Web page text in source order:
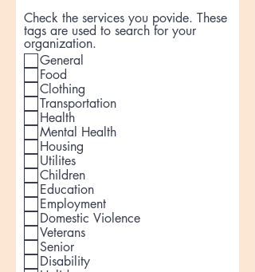
Check the services you povide. These
tags are used to search for your
organization.
General
Food
Clothing
Transportation
Health
Mental Health
Housing
Utilites
Children
Education
Employment
Domestic Violence
Veterans
Senior
Disability